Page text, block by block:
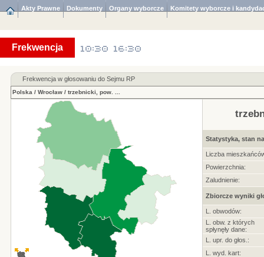
Akty Prawne Dokumenty Organy wyborcze Komitety wyborcze i
Frekwencja
Frekwencja w głosowaniu do Sejmu RP
Polska / Wrocław/ trzebnicki, pow.
Statystyka, stan
Liczba
Powierzchnia:
Zaludnienie:
Zbiorcze wyniki
L. obwodów:
L. obw. z których
spłynęły dane:
L. upr. do głos.:
L. wyd. kart: